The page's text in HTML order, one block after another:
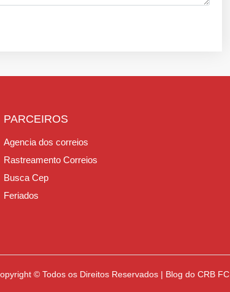
PARCEIROS
Agencia dos correios
Rastreamento Correios
Busca Cep
Feriados
© Todos os Direitos Reservados | Blog do CRB FC.